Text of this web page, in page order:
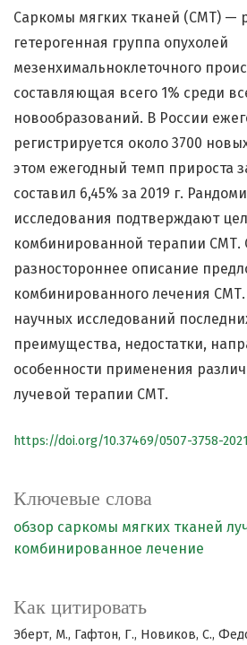
Ключевые слова
обзор саркомы мягких тканей
комбинированное лечение
Как цитировать
Эберт, М., Гафтон, Г., Новиков, С.,
Саркомы мягких тканей (СМТ) —
гетерогенная группа опухолей
мезенхимальноклеточного
составляющая всего 1% среди
новообразований. В России
регистрируется около 3700
этом ежегодный темп прироста
составил 6,45% за 2019 г.
исследования подтверждают
комбинированной терапии СМТ.
разностороннее описание
комбинированного лечения
научных исследований
преимущества, недостатки,
особенности применения
лучевой терапии СМТ.
https://doi.org/10.37469/0507-3758-